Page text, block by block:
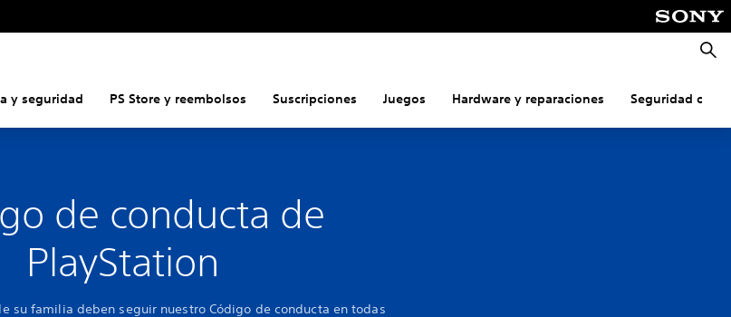
y seguridad PS Store y reembolsos Suscripciones Juegos Hardware y reparaciones Seguridad
de conducta de
PlayStation
su familia deben seguir nuestro Código de conducta en todas